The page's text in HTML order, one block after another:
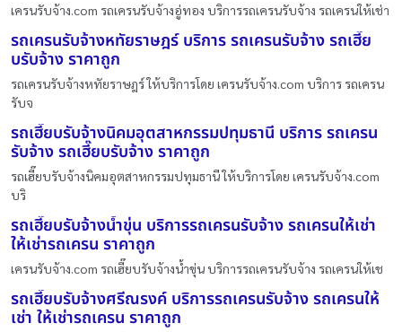
เครนรับจ้าง.com รถเครนรับจ้างอู่ทอง บริการรถเครนรับจ้าง รถเครนให้เช่า
รถเครนรับจ้างหทัยราษฎร์ บริการ รถเครนรับจ้าง รถเฮี๊ย
บรับจ้าง ราคาถูก
รถเครนรับจ้างหทัยราษฎร์ ให้บริการโดย เครนรับจ้าง.com บริการ รถเครน
รับจ
รถเฮี๊ยบรับจ้างนิคมอุตสาหกรรมปทุมธานี บริการ รถเครน
รับจ้าง รถเฮี๊ยบรับจ้าง ราคาถูก
รถเฮี๊ยบรับจ้างนิคมอุตสาหกรรมปทุมธานี ให้บริการโดย เครนรับจ้าง.com
บริ
รถเฮี๊ยบรับจ้างน้ำขุ่น บริการรถเครนรับจ้าง รถเครนให้เช่า
ให้เช่ารถเครน ราคาถูก
เครนรับจ้าง.com รถเฮี๊ยบรับจ้างน้ำขุ่น บริการรถเครนรับจ้าง รถเครนให้เช
รถเฮี๊ยบรับจ้างศรีณรงค์ บริการรถเครนรับจ้าง รถเครนให้
เช่า ให้เช่ารถเครน ราคาถูก